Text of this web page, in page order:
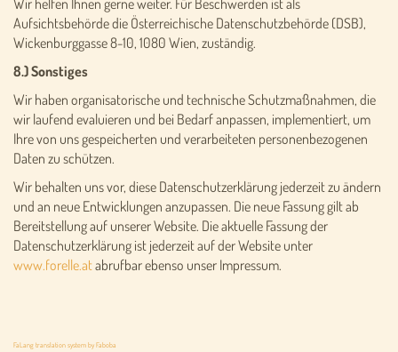
Aufsichtsbehörde die Österreichische Datenschutzbehörde (DSB),
Wickenburggasse 8-10, 1080 Wien, zuständig.
8.) Sonstiges
Wir haben organisatorische und technische Schutzmaßnahmen, die
wir laufend evaluieren und bei Bedarf anpassen, implementiert, um
Ihre von uns gespeicherten und verarbeiteten personenbezogenen
Daten zu schützen.
Wir behalten uns vor, diese Datenschutzerklärung jederzeit zu ändern
und an neue Entwicklungen anzupassen. Die neue Fassung gilt ab
Bereitstellung auf unserer Website. Die aktuelle Fassung der
Datenschutzerklärung ist jederzeit auf der Website unter
www.forelle.atabrufbar ebenso unser Impressum.
FaLang translation system by Faboba